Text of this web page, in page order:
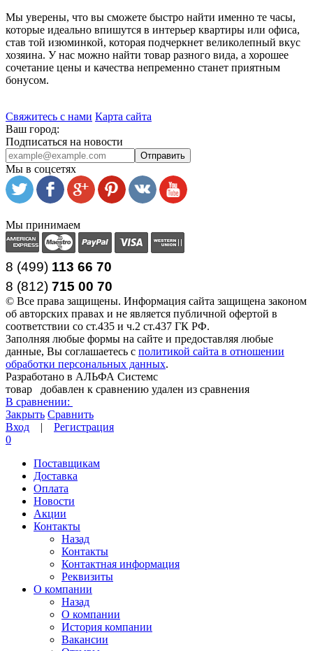
Мы уверены, что вы сможете быстро найти именно те часы,
которые идеально впишутся в интерьер квартиры или офиса,
став той изюминкой, которая подчеркнет великолепный вкус
хозяина. У нас можно найти товар разного вида, а хорошее
сочетание цены и качества непременно станет приятным
бонусом.
Свяжитесь с нами Карта сайта
Ваш город:
Подписаться на новости
Отправить
Мы в соцсетях
Мы принимаем
8 (499) 113 66 70
8 (812) 715 00 70
© Все права защищены. Информация сайта защищена законом
об авторских правах и не является публичной офертой в
соответствии со ст.435 и ч.2 ст.437 ГК РФ.
Заполняя любые формы на сайте и предоставляя любые
данные, Вы соглашаетесь с политикой сайта в отношении
обработки персональных данных.
Разработано в АЛЬФА Системс
товар
добавлен к сравнению удален из сравнения
В сравнении:
Закрыть Сравнить
Вход | Регистрация
0
Поставщикам
Доставка
Оплата
Новости
Акции
Контакты
Назад
Контакты
Контактная информация
Реквизиты
О компании
Назад
О компании
История компании
Вакансии